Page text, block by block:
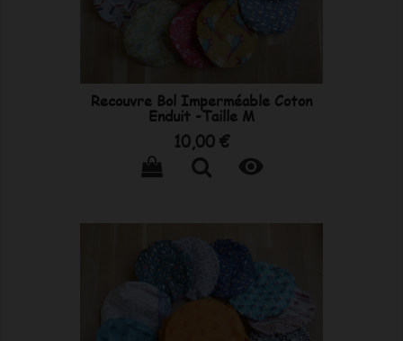
Recouvre Bol Imperméable Coton
Enduit -Taille M
Prix
10,00 €
